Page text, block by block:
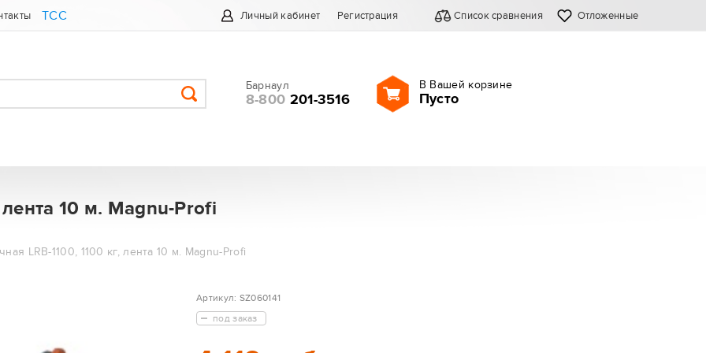
ТСС Личный кабинет Регистрация Список сравнения Отложенные
Барнаул
8-800 201-3516
В Вашей корзине
Пусто
10 м. Magnu-Profi
LRB-1100, 1100 кг, лента 10 м. Magnu-Profi
Артикул: SZ060141
под заказ